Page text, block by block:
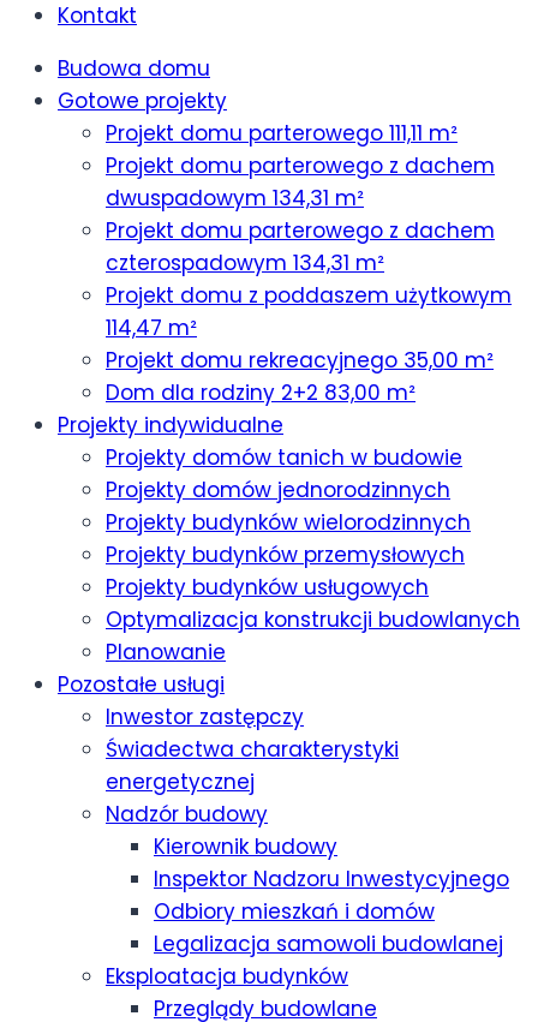
Kontakt
Budowa domu
Gotowe projekty
Projekt domu parterowego 111,11 m²
Projekt domu parterowego z dachem
dwuspadowym 134,31 m²
Projekt domu parterowego z dachem
czterospadowym 134,31 m²
Projekt domu z poddaszem użytkowym
114,47 m²
Projekt domu rekreacyjnego 35,00 m²
Dom dla rodziny 2+2 83,00 m²
Projekty indywidualne
Projekty domów tanich w budowie
Projekty domów jednorodzinnych
Projekty budynków wielorodzinnych
Projekty budynków przemysłowych
Projekty budynków usługowych
Optymalizacja konstrukcji budowlanych
Planowanie
Pozostałe usługi
Inwestor zastępczy
Świadectwa charakterystyki
energetycznej
Nadzór budowy
Kierownik budowy
Inspektor Nadzoru Inwestycyjnego
Odbiory mieszkań i domów
Legalizacja samowoli budowlanej
Eksploatacja budynków
Przeglądy budowlane